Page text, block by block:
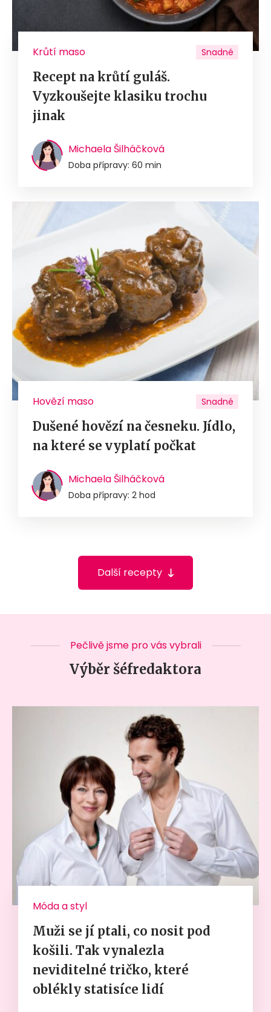
Krůtí maso Snadné
Recept na krůtí guláš.
Vyzkoušejte klasiku trochu
jinak
Michaela Šilháčková
Doba přípravy: 60 min
Hovězí maso Snadné
Dušené hovězí na česneku. Jídlo,
na které se vyplatí počkat
Michaela Šilháčková
Doba přípravy: 2 hod
Další recepty
Pečlivě jsme pro vás vybrali
Výběr šéfredaktora
Móda a styl
Muži se jí ptali, co nosit pod
košili. Tak vynalezla
neviditelné tričko, které
oblékly statisíce lidí